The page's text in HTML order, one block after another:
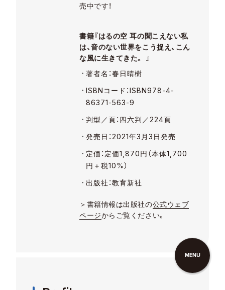
売中です！
書籍『はるの空 耳の聞こえない私
は、音のない世界をこう捉え、こん
な風に生きてきた。 』
著者名：春日晴樹
ISBNコード：ISBN978-4-
86371-563-9
判型／頁：四六判／224頁
発売日：2021年3月3日発売
定価：定価1,870円（本体1,700
円＋税10%）
出版社：教育新社
＞書籍情報は出版社の公式ウェブ
ページからご覧ください。
MENU